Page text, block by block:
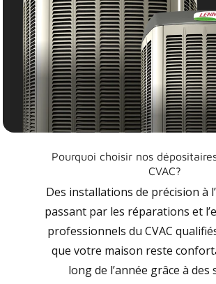
Pourquoi choisir nos
CVAC?
Des installations de précision à
passant par les réparations et
professionnels du CVAC
que votre maison reste
long de l’année grâce à